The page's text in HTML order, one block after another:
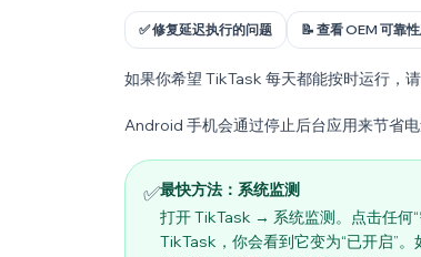
✅ 修复延迟执行的问题 📝 查看 OEM 可靠
如果你希望 TikTask 每天都能按时运行，
Android 手机会通过停止后台应用来节省
✅最快方法：系统监测
打开 TikTask → 系统监测。点击任何
TikTask，你会看到它变为“已开启”